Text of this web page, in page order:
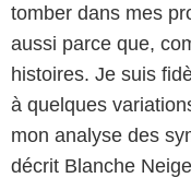
tomber dans mes
aussi parce que,
histoires. Je suis
à quelques
mon analyse des
décrit Blanche